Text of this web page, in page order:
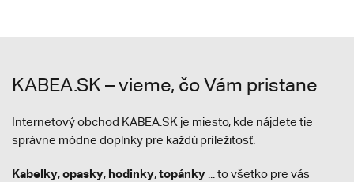
KABEA.SK – vieme, čo Vám pristane
Internetový obchod KABEA.SK je miesto, kde nájdete tie
správne módne doplnky pre každú príležitosť.
Kabelky,opasky, hodinky,topánky ... to všetko pre vás